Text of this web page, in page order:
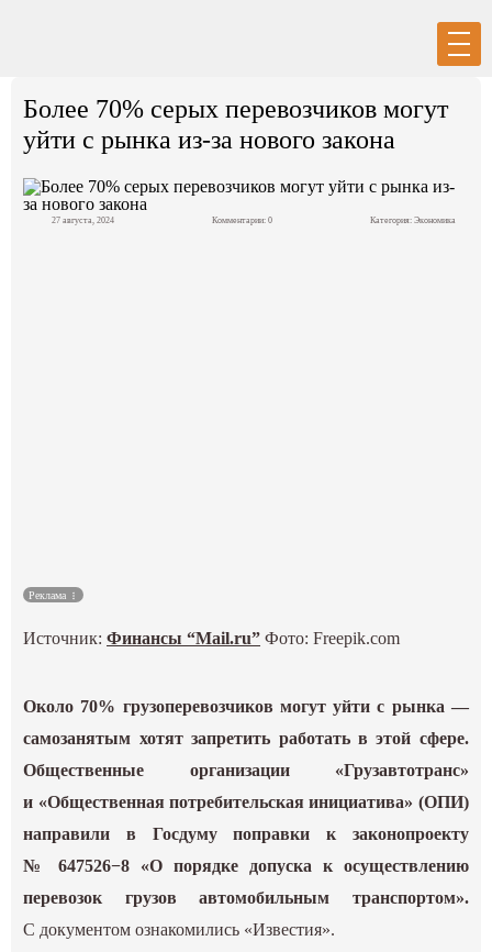
Спецпроекты
Более 70% серых перевозчиков могут
уйти с рынка из-за нового закона
27 августа, 2024 Комментарии: 0 Категория: Экономика
Реклама
Источник:Финансы “Mail.ru” Фото: Freepik.com
Около 70% грузоперевозчиков могут уйти с рынка —
самозанятым хотят запретить работать в этой сфере.
Общественные организации «Грузавтотранс»
и «Общественная потребительская инициатива» (ОПИ)
направили в Госдуму поправки к законопроекту
№ 647526−8 «О порядке допуска к осуществлению
перевозок грузов автомобильным транспортом».
С документом ознакомились «Известия».